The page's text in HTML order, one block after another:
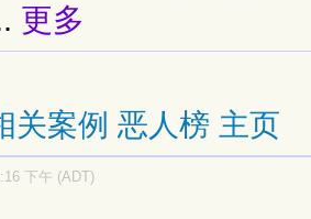
更多
关案例 恶人榜 主页
下午 (ADT)